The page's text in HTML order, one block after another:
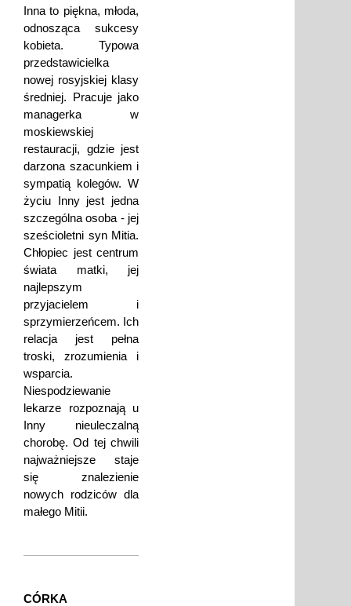
Inna to piękna, młoda,
odnosząca sukcesy
kobieta. Typowa
przedstawicielka
nowej rosyjskiej klasy
średniej. Pracuje jako
managerka w
moskiewskiej
restauracji, gdzie jest
darzona szacunkiem i
sympatią kolegów. W
życiu Inny jest jedna
szczególna osoba - jej
sześcioletni syn Mitia.
Chłopiec jest centrum
świata matki, jej
najlepszym
przyjacielem i
sprzymierzeńcem. Ich
relacja jest pełna
troski, zrozumienia i
wsparcia.
Niespodziewanie
lekarze rozpoznają u
Inny nieuleczalną
chorobę. Od tej chwili
najważniejsze staje
się znalezienie
nowych rodziców dla
małego Mitii.
CÓRKA